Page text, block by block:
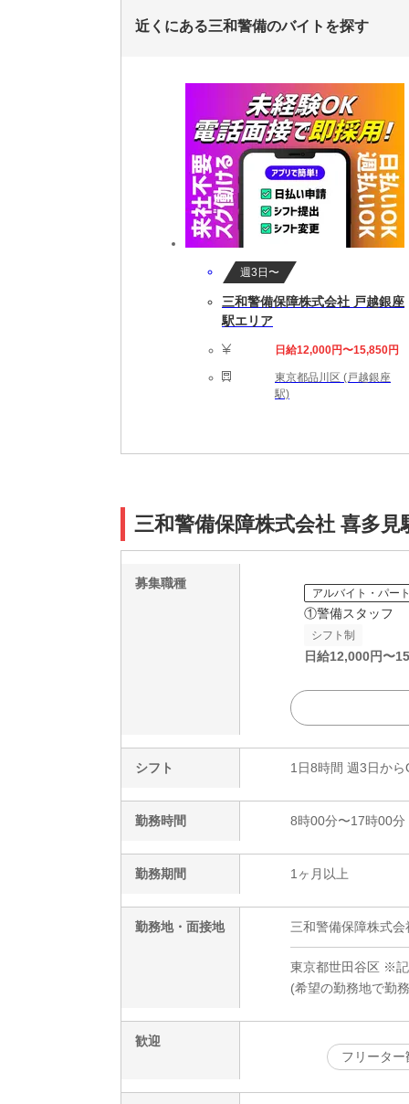
近くにある三和警備のバイトを探す
週3日〜
三和警備保障株式会社 戸越銀座
駅エリア
日給12,000円〜15,850円
東京都品川区 (戸越銀座
駅)
三和警備保障株式会社 喜多
募集職種
アルバイト・パー
①警備スタッフ
シフト制
日給12,000円〜
シフト 1日8時間 週3日から
勤務時間 8時00分〜17時00分
勤務期間 1ヶ月以上
勤務地・面接地 三和警備保障株式
東京都世田谷区 ※
(希望の勤務地で勤
歓迎
フリーター